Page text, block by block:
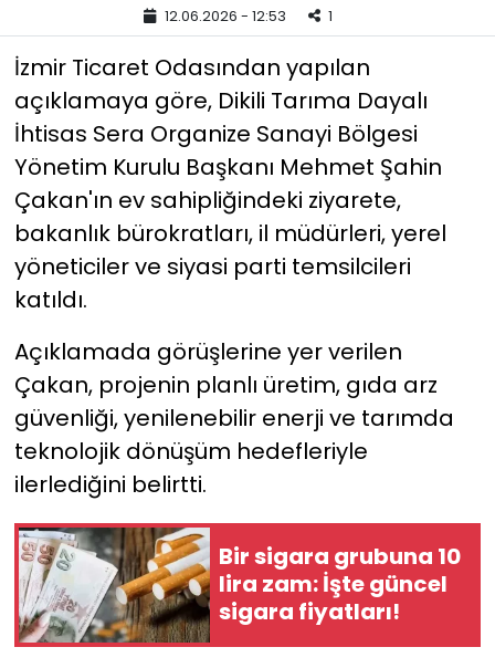
12.06.2026 - 12:53 1
İzmir Ticaret Odasından yapılan
açıklamaya göre, Dikili Tarıma Dayalı
İhtisas Sera Organize Sanayi Bölgesi
Yönetim Kurulu Başkanı Mehmet Şahin
Çakan'ın ev sahipliğindeki ziyarete,
bakanlık bürokratları, il müdürleri, yerel
yöneticiler ve siyasi parti temsilcileri
katıldı.
Açıklamada görüşlerine yer verilen
Çakan, projenin planlı üretim, gıda arz
güvenliği, yenilenebilir enerji ve tarımda
teknolojik dönüşüm hedefleriyle
ilerlediğini belirtti.
Bir sigara grubuna 10
lira zam: İşte güncel
sigara fiyatları!
TEKNOLOJİ
Yaşam
YEREL POLİTİKA
YEREL YÖNETİMLER
Yurt